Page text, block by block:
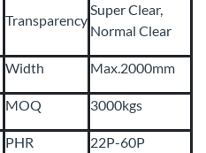
Transparency
Super Clear,
Normal Clear
Width Max.2000mm
MOQ 3000kgs
PHR 22P-60P